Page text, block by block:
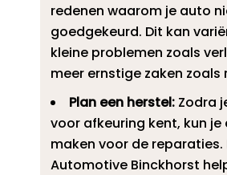
redenen waarom je auto
goedgekeurd.​ Dit kan
kleine problemen zoals
meer ernstige zaken
Plan een herstel:Zodra
voor afkeuring kent, kun je
maken voor de reparaties.​
Automotive Binckhorst